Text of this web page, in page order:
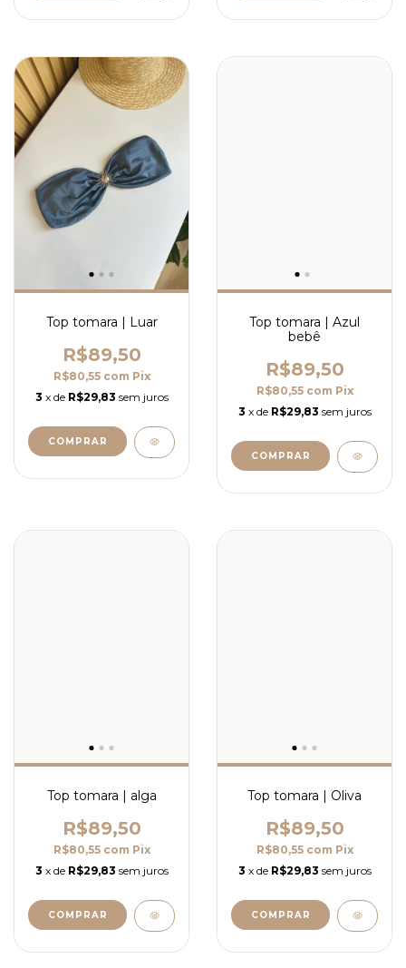
Top tomara | Luar
R$89,50
R$80,55 com Pix
3 x de R$29,83 sem juros
COMPRAR
Top tomara | Azul
bebê
R$89,50
R$80,55 com Pix
3 x de R$29,83 sem juros
COMPRAR
Top tomara | alga
R$89,50
R$80,55 com Pix
3 x de R$29,83 sem juros
COMPRAR
Top tomara | Oliva
R$89,50
R$80,55 com Pix
3 x de R$29,83 sem juros
COMPRAR